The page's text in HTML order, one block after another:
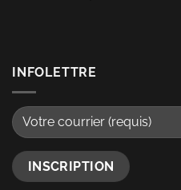
INFOLETTRE